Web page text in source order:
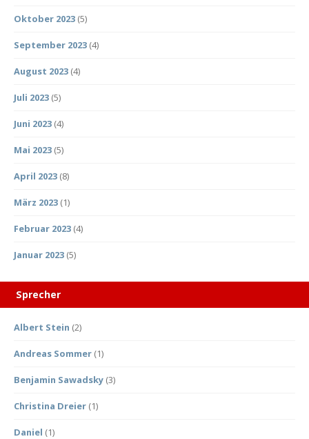
Oktober 2023 (5)
September 2023 (4)
August 2023 (4)
Juli 2023 (5)
Juni 2023 (4)
Mai 2023 (5)
April 2023 (8)
März 2023 (1)
Februar 2023 (4)
Januar 2023 (5)
Sprecher
Albert Stein (2)
Andreas Sommer (1)
Benjamin Sawadsky (3)
Christina Dreier (1)
Daniel (1)